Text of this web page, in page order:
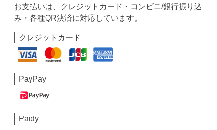
お支払いは、クレジットカード・コンビニ/銀行振り込
み・各種QR決済に対応しています。
クレジットカード
PayPay
Paidy